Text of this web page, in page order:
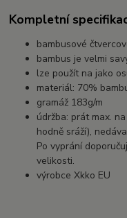
Kompletní
bambusové
bambus je velmi
lze použít na jako
materiál: 70%
gramáž 183g/m
údržba: prát max.
hodně sráží),
Po vyprání
velikosti.
výrobce Xkko EU